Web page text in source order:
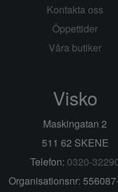
Kontakta oss
Öppettider
Våra butiker
Visko
Maskingatan 2
511 62 SKENE
Telefon: 0320-
Organisationsnr: